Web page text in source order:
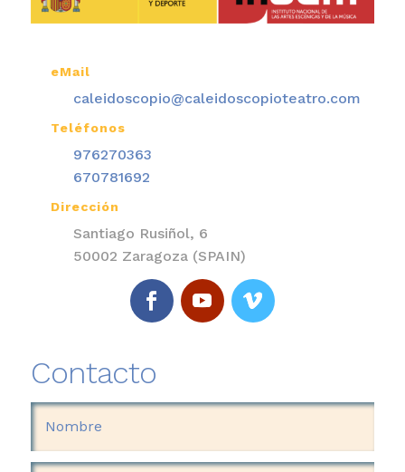
eMail
caleidoscopio@caleidoscopioteatro.com
Teléfonos
976270363
670781692
Dirección
Santiago Rusiñol, 6
50002 Zaragoza (SPAIN)
Contacto